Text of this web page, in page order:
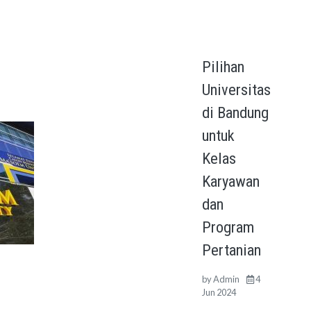
Pilihan
Universitas
di Bandung
untuk
Kelas
Karyawan
dan
Program
Pertanian
byAdmin
4
Jun 2024